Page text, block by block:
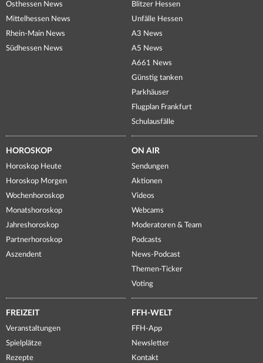
Osthessen News
Mittelhessen News
Rhein-Main News
Südhessen News
Blitzer Hessen
Unfälle Hessen
A3 News
A5 News
A661 News
Günstig tanken
Parkhäuser
Flugplan Frankfurt
Schulausfälle
HOROSKOP
Horoskop Heute
Horoskop Morgen
Wochenhoroskop
Monatshoroskop
Jahreshoroskop
Partnerhoroskop
Aszendent
ON AIR
Sendungen
Aktionen
Videos
Webcams
Moderatoren & Team
Podcasts
News-Podcast
Themen-Ticker
Voting
FREIZEIT
Veranstaltungen
Spielplätze
Rezepte
FFH-WELT
FFH-App
Newsletter
Kontakt